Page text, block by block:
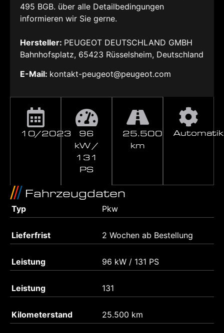
10/2023
96
kW /
131
PS
25.500
km
Automatik
Fahrzeugdaten
Typ Pkw
Lieferfrist 2 Wochen ab Bestellung
Leistung 96 kW / 131 PS
Leistung 131
Kilometerstand 25.500 km
495 BGB. über alle Detailbedingungen
informieren wir Sie gerne.
Hersteller: PEUGEOT DEUTSCHLAND GMBH
Bahnhofsplatz, 65423 Rüsselsheim, Deutschland
E-Mail: kontakt-peugeot@peugeot.com